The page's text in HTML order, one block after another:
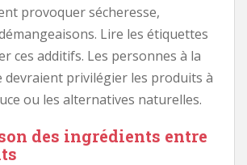
provoquer sécheresse,
Lire les étiquettes
ces additifs. Les personnes à la
devraient privilégier les produits à
ou les alternatives naturelles.
des ingrédients entre